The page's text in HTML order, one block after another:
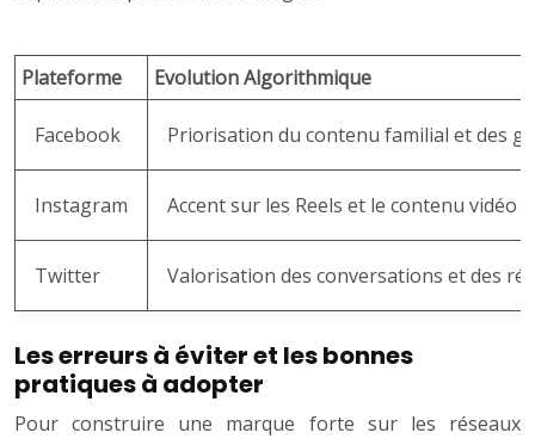
Plateforme Evolution Algorithmique
Facebook Priorisation du contenu familial et des
Instagram Accent sur les Reels et le contenu vidéo
Twitter Valorisation des conversations et des
Les erreurs à éviter et les bonnes
pratiques à adopter
Pour construire une marque forte sur les réseaux